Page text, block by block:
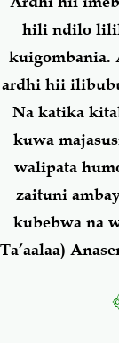
hili ndilo
kuigombania.
ardhi hii
Na katika
kuwa
walipata
zaituni
kubebwa na
Ta’aalaa)